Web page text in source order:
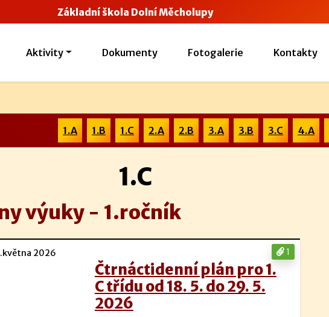
Základní škola Dolní Měcholupy
Aktivity Dokumenty Fotogalerie Kontakty
1.A 1.B 1.C 2.A 2.B 3.A 3.B 3.C 4.A
1.C
výuky - 1.ročník
1
2026
Čtrnáctidenní plán pro 1.
C třídu od 18. 5. do 29. 5.
2026